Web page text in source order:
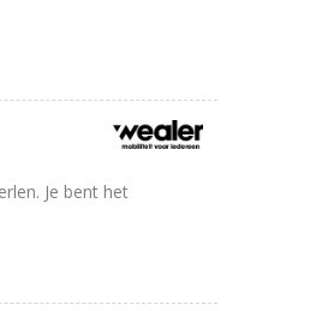
Je bent het